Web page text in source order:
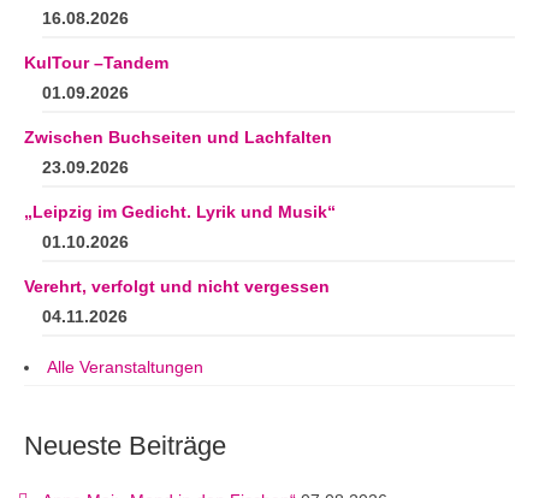
16.08.2026
KulTour –Tandem
01.09.2026
Zwischen Buchseiten und Lachfalten
23.09.2026
„Leipzig im Gedicht. Lyrik und Musik“
01.10.2026
Verehrt, verfolgt und nicht vergessen
04.11.2026
Alle Veranstaltungen
Neueste Beiträge